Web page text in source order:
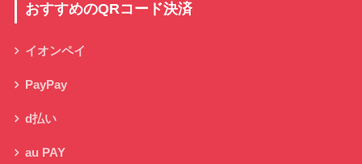
おすすめのQRコード決済
イオンペイ
PayPay
d払い
au PAY